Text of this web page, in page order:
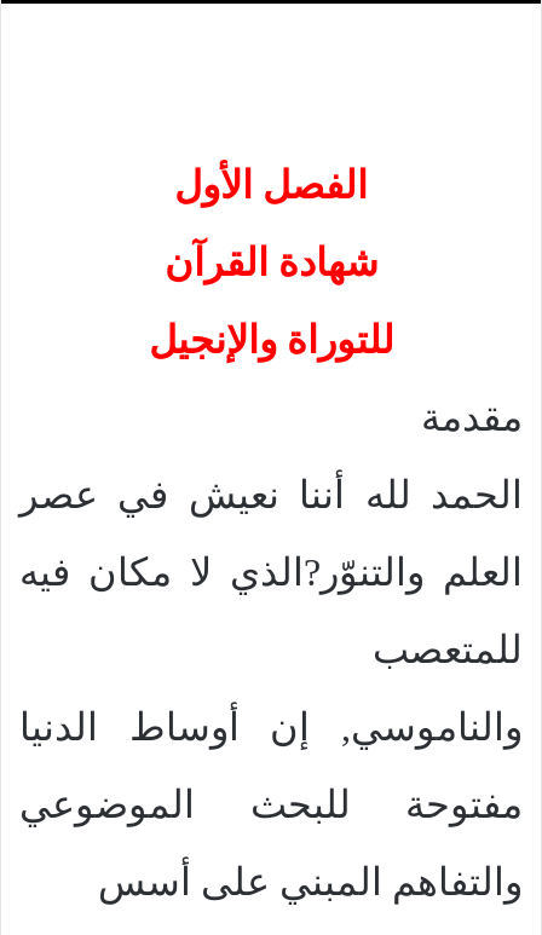
الفصل الأول
شهادة القرآن
للتوراة والإنجيل
مقدمة
الحمد لله أننا نعيش في عصر
العلم والتنوّر?الذي لا مكان فيه
للمتعصب
والناموسي, إن أوساط الدنيا
مفتوحة للبحث الموضوعي
والتفاهم المبني على أسس